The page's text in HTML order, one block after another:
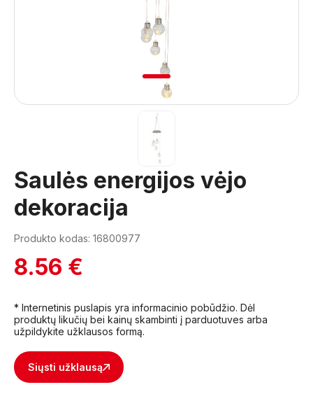
1
Saulės energijos vėjo
dekoracija
Produkto kodas: 16800977
8.56 €
* Internetinis puslapis yra informacinio pobūdžio. Dėl
produktų likučių bei kainų skambinti į parduotuves arba
užpildykite užklausos formą.
Siųsti užklausą